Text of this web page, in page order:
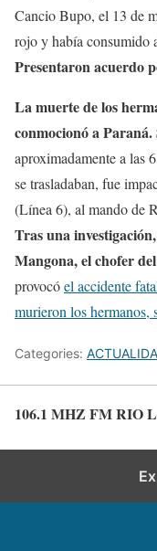
Cancio Bupo, el 13 de
rojo y había consumido
Presentaron acuerdo
La muerte de los
conmocionó a
aproximadamente a las
se trasladaban, fue
(Línea 6), al mando de
Tras una
Mangona, el chofer
provocóel accidente
murieron los hermanos,
Categories:
106.1 MHZ FM RIO